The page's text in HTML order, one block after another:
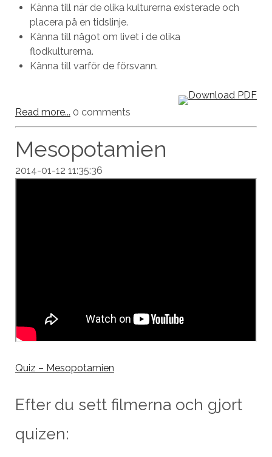
Känna till när de olika kulturerna existerade och
placera på en tidslinje.
Känna till något om livet i de olika
flodkulturerna.
Känna till varför de försvann.
Read more... 0 comments
Mesopotamien
2014-01-12 11:35:36
Quiz – Mesopotamien
Efter du sett filmerna och gjort
quizen: